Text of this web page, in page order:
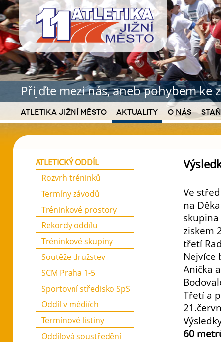
Přijďte mezi nás, aneb pohybem ke
Atletika Jižní Město Aktuality O nás
Ve
na
ziskem
třetí
Nejvíce
Anička
Třetí a
60
ATLETICKÝ ODDÍL
Rozvrh tréninků
Termíny závodů
Tréninkové prostory
Rekordy oddílu
Tréninkové skupiny
Soutěže družstev
SCM Praha 1-5
Sportovní středisko SpS
Oddíl v médiích
Termínové listiny
Oddílová soustředění